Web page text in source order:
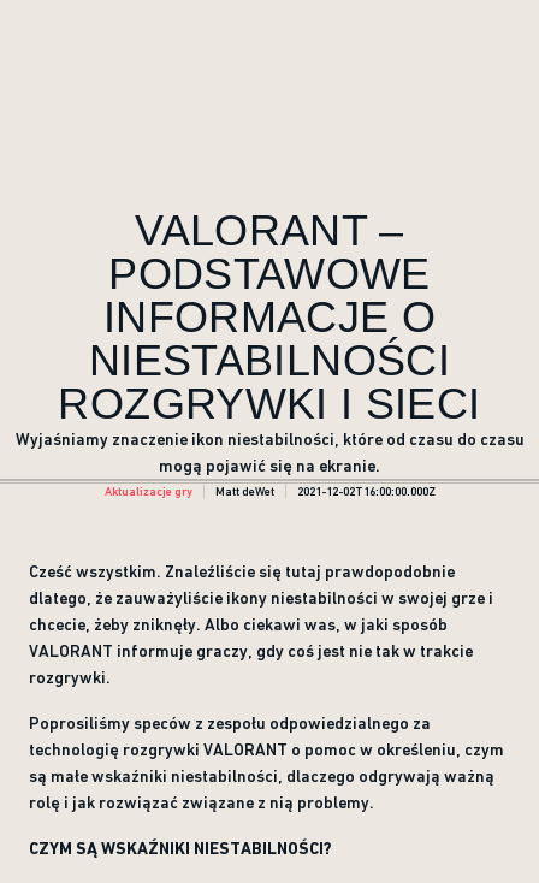
VALORANT –
PODSTAWOWE
INFORMACJE O
NIESTABILNOŚCI
ROZGRYWKI I SIECI
Wyjaśniamy znaczenie ikon niestabilności, które od czasu do czasu
mogą pojawić się na ekranie.
Aktualizacje gry Matt deWet 2021-12-02T16:00:00.000Z
Cześć wszystkim. Znaleźliście się tutaj prawdopodobnie
dlatego, że zauważyliście ikony niestabilności w swojej grze i
chcecie, żeby zniknęły. Albo ciekawi was, w jaki sposób
VALORANT informuje graczy, gdy coś jest nie tak w trakcie
rozgrywki.
Poprosiliśmy speców z zespołu odpowiedzialnego za
technologię rozgrywki VALORANT o pomoc w określeniu, czym
są małe wskaźniki niestabilności, dlaczego odgrywają ważną
rolę i jak rozwiązać związane z nią problemy.
CZYM SĄ WSKAŹNIKI NIESTABILNOŚCI?